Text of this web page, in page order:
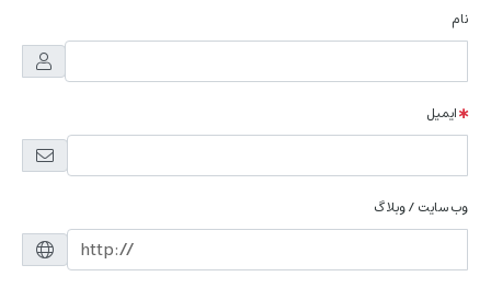
نام
ایمیل
وب سایت / وبلاگ